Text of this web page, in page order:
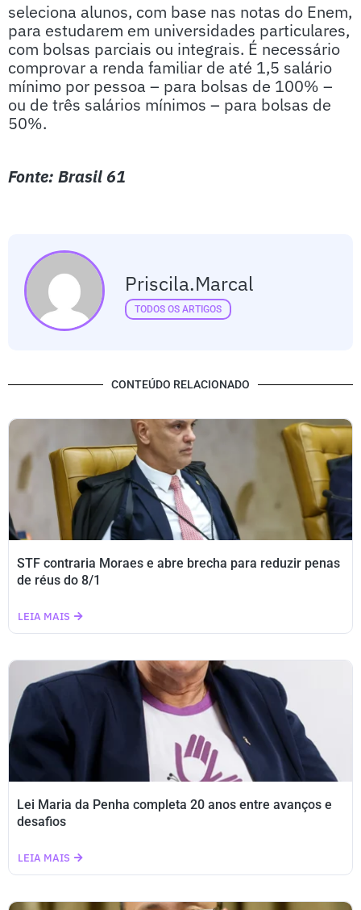
seleciona alunos, com base nas notas do Enem,
para estudarem em universidades particulares,
com bolsas parciais ou integrais. É necessário
comprovar a renda familiar de até 1,5 salário
mínimo por pessoa – para bolsas de 100% –
ou de três salários mínimos – para bolsas de
50%.
Fonte: Brasil 61
Priscila.marcal
TODOS OS ARTIGOS
CONTEÚDO RELACIONADO
STF contraria Moraes e abre brecha para reduzir penas
de réus do 8/1
LEIA MAIS
Lei Maria da Penha completa 20 anos entre avanços e
desafios
LEIA MAIS